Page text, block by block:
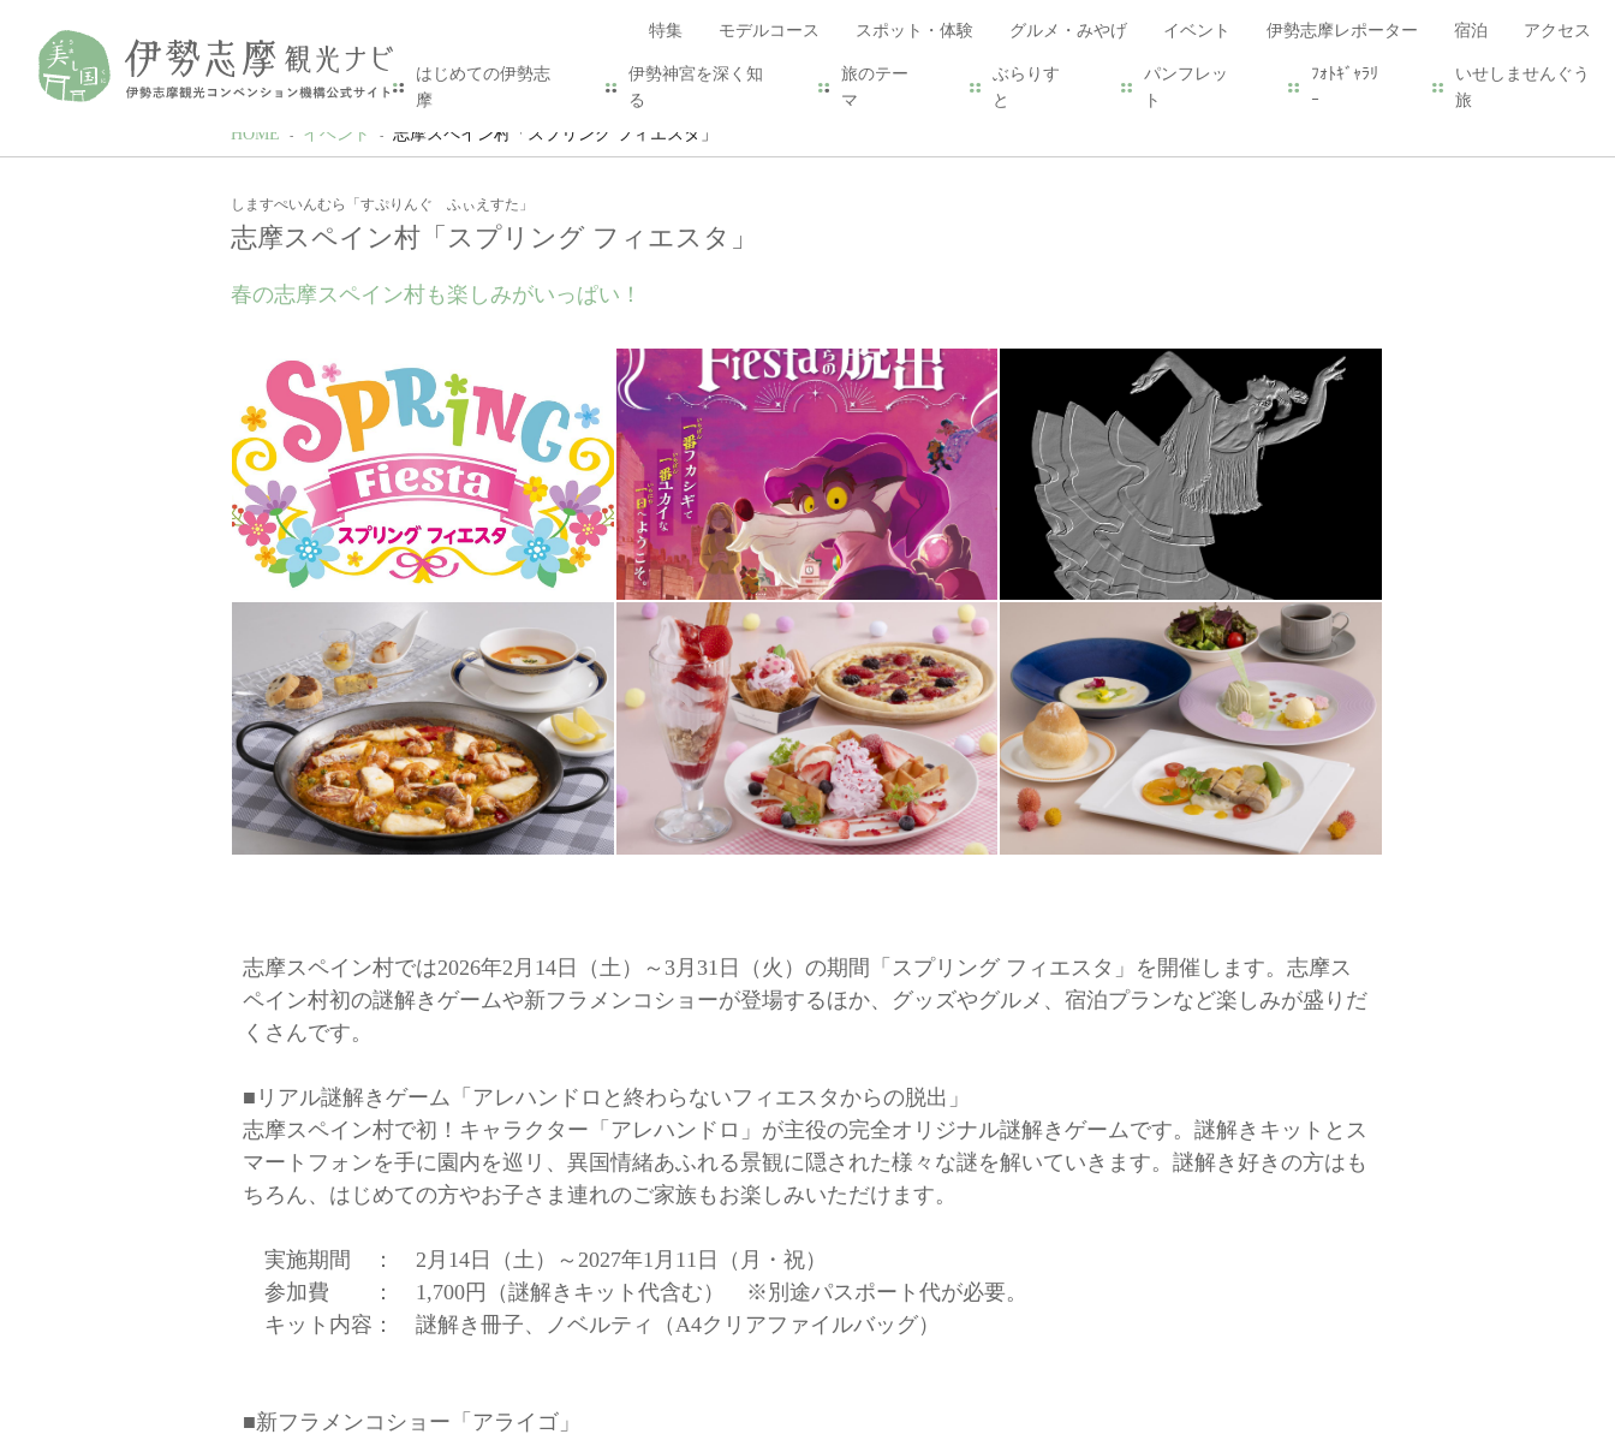
特集 モデルコース スポット・体験 グルメ・みやげ イベント 伊勢志摩レポーター 宿泊 アクセス
はじめての伊勢志
摩
伊勢神宮を深く知
る
旅のテー
マ
ぶらりす
と
パンフレッ
ト
ﾌｫﾄｷﾞｬﾗﾘ
ｰ
いせしませんぐう
旅
HOME イベント 志摩スペイン村「スプリング フィエスタ」
しますぺいんむら「すぷりんぐ ふぃえすた」
志摩スペイン村「スプリング フィエスタ」
春の志摩スペイン村も楽しみがいっぱい！
志摩スペイン村では2026年2月14日（土）～3月31日（火）の期間「スプリング フィエスタ」を開催します。志摩ス
ペイン村初の謎解きゲームや新フラメンコショーが登場するほか、グッズやグルメ、宿泊プランなど楽しみが盛りだ
くさんです。
■リアル謎解きゲーム「アレハンドロと終わらないフィエスタからの脱出」
志摩スペイン村で初！キャラクター「アレハンドロ」が主役の完全オリジナル謎解きゲームです。謎解きキットとス
マートフォンを手に園内を巡リ、異国情緒あふれる景観に隠された様々な謎を解いていきます。謎解き好きの方はも
ちろん、はじめての方やお子さま連れのご家族もお楽しみいただけます。
実施期間 ： 2月14日（土）～2027年1月11日（月・祝）
参加費 ： 1,700円（謎解きキット代含む） ※別途パスポート代が必要。
キット内容： 謎解き冊子、ノベルティ（A4クリアファイルバッグ）
■新フラメンコショー「アライゴ」